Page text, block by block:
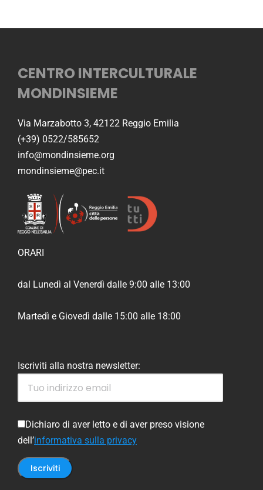
CENTRO INTERCULTURALE
MONDINSIEME
Via Marzabotto 3, 42122 Reggio Emilia
(+39) 0522/585652
info@mondinsieme.org
mondinsieme@pec.it
ORARI
dal Lunedì al Venerdì dalle 9:00 alle 13:00
Martedì e Giovedì dalle 15:00 alle 18:00
Iscriviti alla nostra newsletter:
Dichiaro di aver letto e di aver preso visione
dell’informativa sulla privacy